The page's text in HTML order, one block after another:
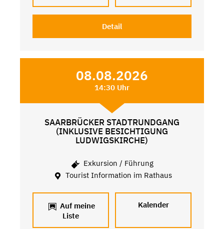
Detail
08.08.2026
14:30 Uhr
SAARBRÜCKER STADTRUNDGANG
(INKLUSIVE BESICHTIGUNG
LUDWIGSKIRCHE)
Exkursion / Führung
Tourist Information im Rathaus
Auf meine
Liste
Kalender